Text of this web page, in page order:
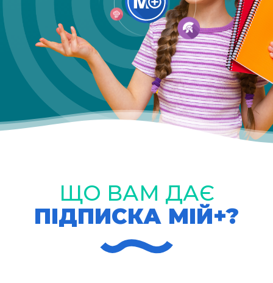
ЩО ВАМ ДАЄ
ПІДПИСКА МІЙ+?